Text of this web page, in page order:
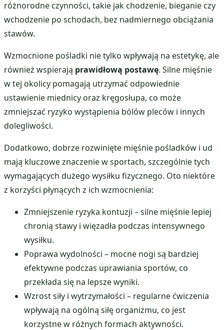
różnorodne czynności, takie jak chodzenie, bieganie czy
wchodzenie po schodach, bez nadmiernego obciążania
stawów.
Wzmocnione pośladki nie tylko wpływają na estetykę, ale
również wspierają prawidłową postawę. Silne mięśnie
w tej okolicy pomagają utrzymać odpowiednie
ustawienie miednicy oraz kręgosłupa, co może
zmniejszać ryzyko wystąpienia bólów pleców i innych
dolegliwości.
Dodatkowo, dobrze rozwinięte mięśnie pośladków i ud
mają kluczowe znaczenie w sportach, szczególnie tych
wymagających dużego wysiłku fizycznego. Oto niektóre
z korzyści płynących z ich wzmocnienia:
Zmniejszenie ryzyka kontuzji – silne mięśnie lepiej
chronią stawy i więzadła podczas intensywnego
wysiłku.
Poprawa wydolności – mocne nogi są bardziej
efektywne podczas uprawiania sportów, co
przekłada się na lepsze wyniki.
Wzrost siły i wytrzymałości – regularne ćwiczenia
wpływają na ogólną siłę organizmu, co jest
korzystne w różnych formach aktywności.